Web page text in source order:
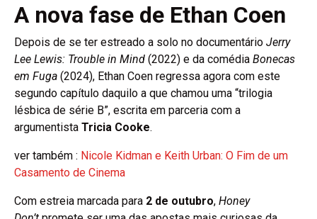
A nova fase de Ethan Coen
Depois de se ter estreado a solo no documentário Jerry
Lee Lewis: Trouble in Mind (2022) e da comédia Bonecas
em Fuga (2024), Ethan Coen regressa agora com este
segundo capítulo daquilo a que chamou uma “trilogia
lésbica de série B”, escrita em parceria com a
argumentista Tricia Cooke.
ver também : Nicole Kidman e Keith Urban: O Fim de um
Casamento de Cinema
Com estreia marcada para 2 de outubro, Honey